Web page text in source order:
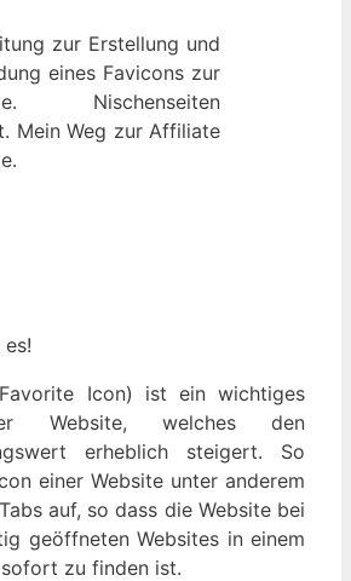
Icon) ist ein wichtiges
Website, welches den
erheblich steigert. So
einer Website unter anderem
auf, so dass die Website bei
geöffneten Websites in einem
zu finden ist.